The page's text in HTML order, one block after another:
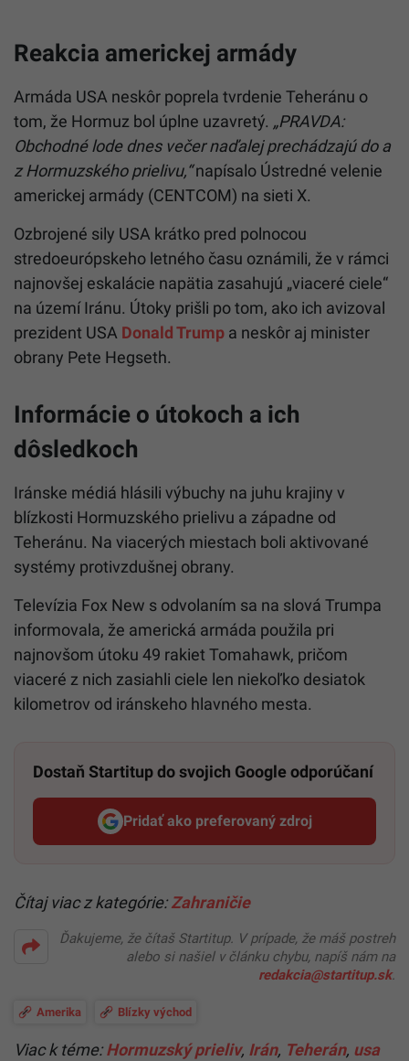
Reakcia americkej armády
Armáda USA neskôr poprela tvrdenie Teheránu o
tom, že Hormuz bol úplne uzavretý. „PRAVDA:
Obchodné lode dnes večer naďalej prechádzajú do a
z Hormuzského prielivu,“napísalo Ústredné velenie
americkej armády (CENTCOM) na sieti X.
Ozbrojené sily USA krátko pred polnocou
stredoeurópskeho letného času oznámili, že v rámci
najnovšej eskalácie napätia zasahujú „viaceré ciele“
na území Iránu. Útoky prišli po tom, ako ich avizoval
prezident USA Donald Trump a neskôr aj minister
obrany Pete Hegseth.
Informácie o útokoch a ich
dôsledkoch
Iránske médiá hlásili výbuchy na juhu krajiny v
blízkosti Hormuzského prielivu a západne od
Teheránu. Na viacerých miestach boli aktivované
systémy protivzdušnej obrany.
Televízia Fox New s odvolaním sa na slová Trumpa
informovala, že americká armáda použila pri
najnovšom útoku 49 rakiet Tomahawk, pričom
viaceré z nich zasiahli ciele len niekoľko desiatok
kilometrov od iránskeho hlavného mesta.
Dostaň Startitup do svojich Google odporúčaní
Pridať ako preferovaný zdroj
Startitup, odkaz sa otvorí v
Čítaj viac z kategórie:Zahraničie
Ďakujeme, že čítaš Startitup. V prípade, že máš postreh
alebo si našiel v článku chybu, napíš nám na
redakcia@startitup.sk.
Amerika Blízky východ
Viac k téme:Hormuzský prieliv, Irán, Teherán, usa